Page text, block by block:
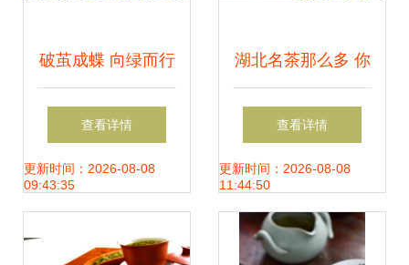
破茧成蝶 向绿而行
——峨眉山茶转型
升级打造全国茶产
查看详情
更新时间：2026-08-08
09:43:35
湖北名茶那么多 你
却只知道湖北青砖
茶
查看详情
更新时间：2026-08-08
11:44:50